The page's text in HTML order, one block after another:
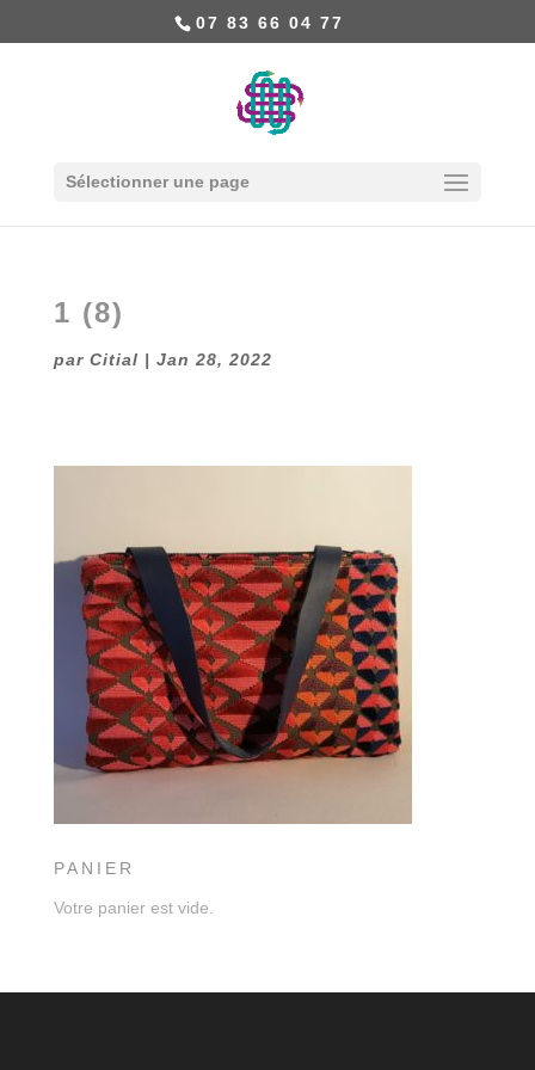
07 83 66 04 77
Sélectionner une page
1 (8)
par Citial | Jan 28, 2022
PANIER
Votre panier est vide.